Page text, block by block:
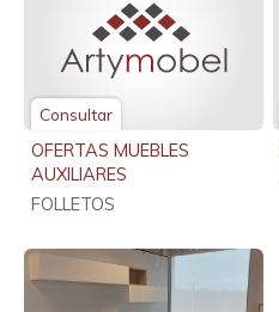
OFERTAS MUEBLES
AUXILIARES
FOLLETOS
Consultar